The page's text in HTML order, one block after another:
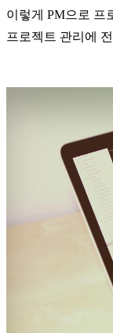
이렇게 PM으로 프
프로젝트 관리에